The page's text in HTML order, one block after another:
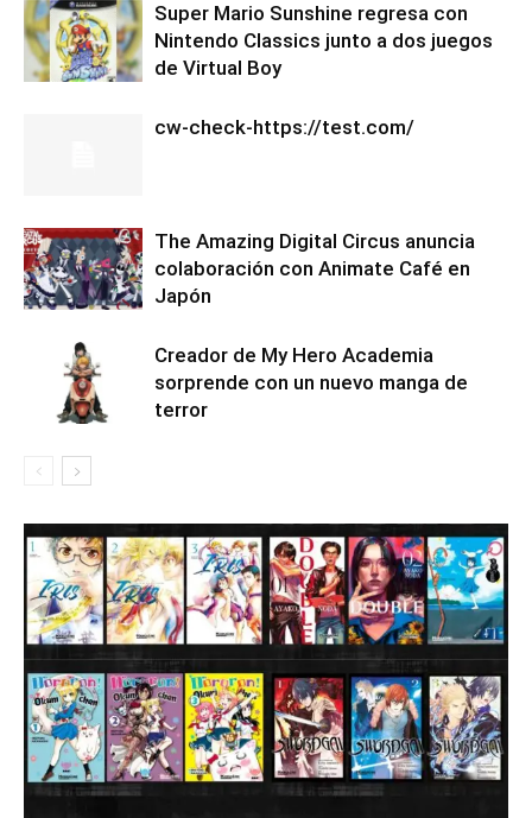
Super Mario Sunshine regresa con
Nintendo Classics junto a dos juegos
de Virtual Boy
cw-check-https://test.com/
The Amazing Digital Circus anuncia
colaboración con Animate Café en
Japón
Creador de My Hero Academia
sorprende con un nuevo manga de
terror